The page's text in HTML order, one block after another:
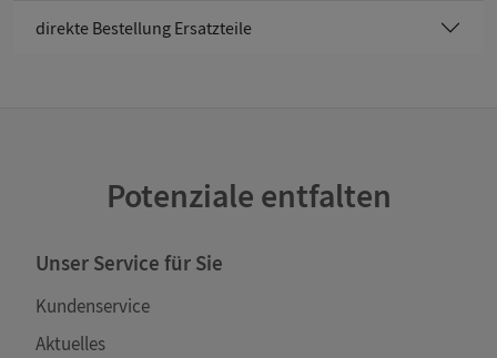
direkte Bestellung Ersatzteile
Potenziale entfalten
Unser Service für Sie
Kundenservice
Aktuelles